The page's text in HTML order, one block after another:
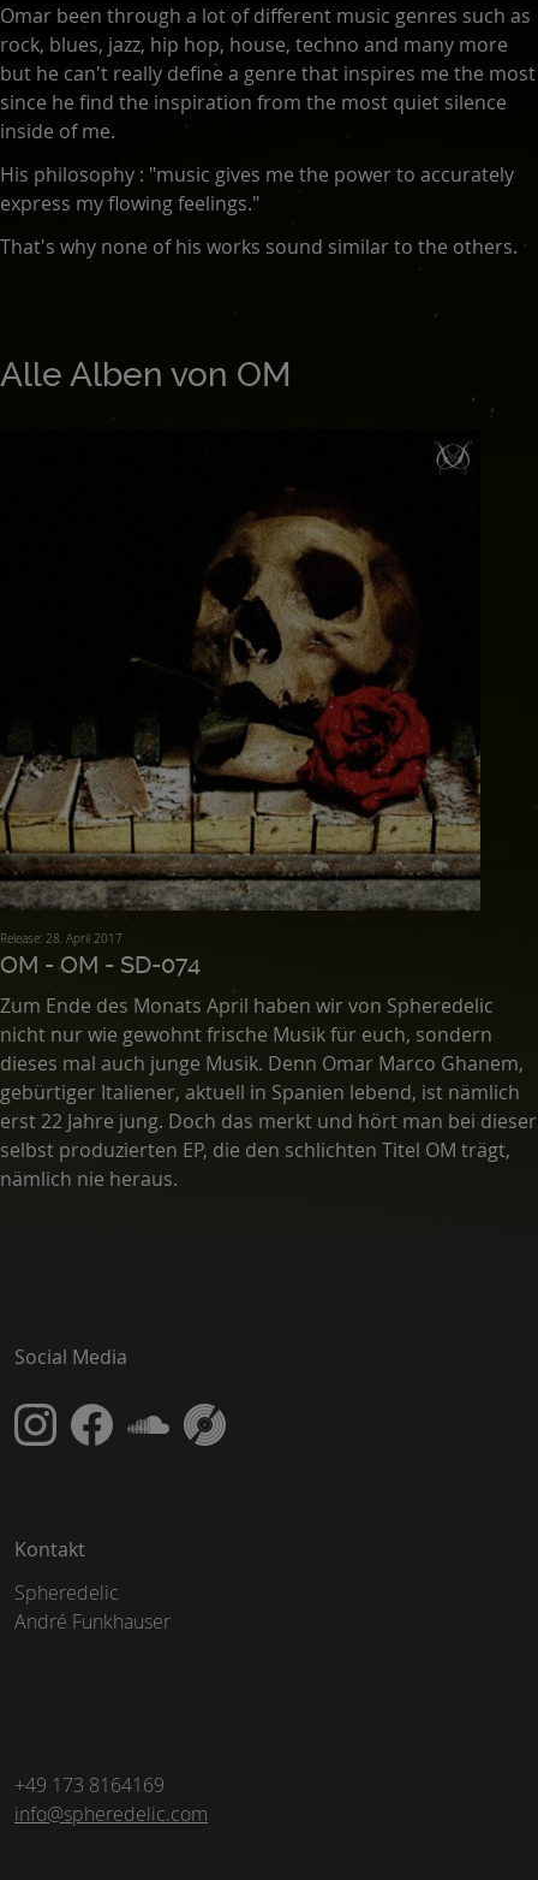
Omar been through a lot of different music genres such as
rock, blues, jazz, hip hop, house, techno and many more
but he can't really define a genre that inspires me the most
since he find the inspiration from the most quiet silence
inside of me.
His philosophy : "music gives me the power to accurately
express my flowing feelings."
That's why none of his works sound similar to the others.
Alle Alben von OM
Release: 28. April 2017
OM - OM - SD-074
Zum Ende des Monats April haben wir von Spheredelic
nicht nur wie gewohnt frische Musik für euch, sondern
dieses mal auch junge Musik. Denn Omar Marco Ghanem,
gebürtiger Italiener, aktuell in Spanien lebend, ist nämlich
erst 22 Jahre jung. Doch das merkt und hört man bei dieser
selbst produzierten EP, die den schlichten Titel OM trägt,
nämlich nie heraus.
Social Media
Kontakt
Spheredelic
André Funkhauser
+49 173 8164169
info@spheredelic.com